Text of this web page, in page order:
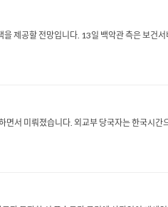
제공할 전망입니다. 13일 백악관 측은 보건서
면서 미뤄졌습니다. 외교부 당국자는 한국시간